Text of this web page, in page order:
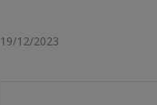
19/12/2023